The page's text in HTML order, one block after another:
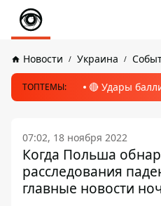
Новости Украина
ТОПТЕМЫ: 🔴 Удары
07:02, 18 ноября 2022
Когда Польша
расследования
главные новости